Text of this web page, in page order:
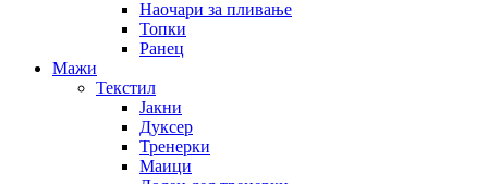
Наочари за пливање
Топки
Ранец
Мажи
Текстил
Јакни
Дуксер
Тренерки
Маици